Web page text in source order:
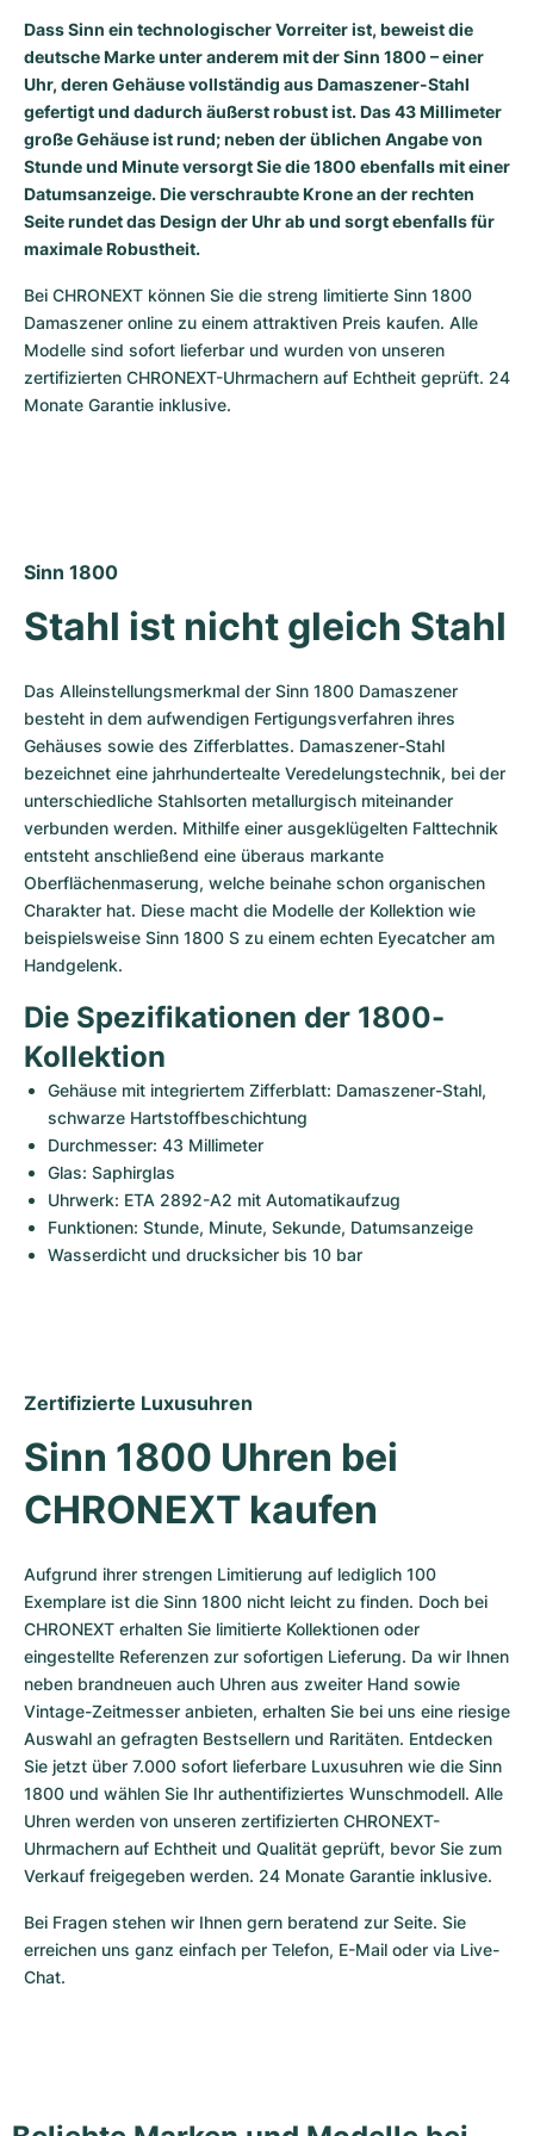
Milgauss
Oyster Perpetual
Yacht-Master
Yacht-Master II
Sea-Dweller
Sky-Dweller
Submariner
Damenuhren
Ronde
Rotonde
Crash
Pasha
Tortue
Baignoire
Ballon Blanc
Professional
Bentley
Transocean
Cockpit
Chronospace
Super Avenger
Galactic
Formula 1
Grand Carrera
Gebraucht
Damenuhren
Portofino
Portugieser
Da Vinci
Aquatimer
Spitfire
GST
Vintage
Spirit of Big Bang
King Power
Gebraucht
Dass Sinn ein technologischer Vorreiter ist, beweist die
deutsche Marke unter anderem mit der Sinn 1800 – einer
Uhr, deren Gehäuse vollständig aus Damaszener-Stahl
gefertigt und dadurch äußerst robust ist. Das 43 Millimeter
große Gehäuse ist rund; neben der üblichen Angabe von
Stunde und Minute versorgt Sie die 1800 ebenfalls mit einer
Datumsanzeige. Die verschraubte Krone an der rechten
Seite rundet das Design der Uhr ab und sorgt ebenfalls für
maximale Robustheit.
Bei CHRONEXT können Sie die streng limitierte Sinn 1800
Damaszener online zu einem attraktiven Preis kaufen. Alle
Modelle sind sofort lieferbar und wurden von unseren
zertifizierten CHRONEXT-Uhrmachern auf Echtheit geprüft. 24
Monate Garantie inklusive.
Sinn 1800
Stahl ist nicht gleich Stahl
Das Alleinstellungsmerkmal der Sinn 1800 Damaszener
besteht in dem aufwendigen Fertigungsverfahren ihres
Gehäuses sowie des Zifferblattes. Damaszener-Stahl
bezeichnet eine jahrhundertealte Veredelungstechnik, bei der
unterschiedliche Stahlsorten metallurgisch miteinander
verbunden werden. Mithilfe einer ausgeklügelten Falttechnik
entsteht anschließend eine überaus markante
Oberflächenmaserung, welche beinahe schon organischen
Charakter hat. Diese macht die Modelle der Kollektion wie
beispielsweise Sinn 1800 S zu einem echten Eyecatcher am
Handgelenk.
Die Spezifikationen der 1800-
Kollektion
Gehäuse mit integriertem Zifferblatt: Damaszener-Stahl,
schwarze Hartstoffbeschichtung
Durchmesser: 43 Millimeter
Glas: Saphirglas
Uhrwerk: ETA 2892-A2 mit Automatikaufzug
Funktionen: Stunde, Minute, Sekunde, Datumsanzeige
Wasserdicht und drucksicher bis 10 bar
Zertifizierte Luxusuhren
Sinn 1800 Uhren bei
CHRONEXT kaufen
Aufgrund ihrer strengen Limitierung auf lediglich 100
Exemplare ist die Sinn 1800 nicht leicht zu finden. Doch bei
CHRONEXT erhalten Sie limitierte Kollektionen oder
eingestellte Referenzen zur sofortigen Lieferung. Da wir Ihnen
neben brandneuen auch Uhren aus zweiter Hand sowie
Vintage-Zeitmesser anbieten, erhalten Sie bei uns eine riesige
Auswahl an gefragten Bestsellern und Raritäten. Entdecken
Sie jetzt über 7.000 sofort lieferbare Luxusuhren wie die Sinn
1800 und wählen Sie Ihr authentifiziertes Wunschmodell. Alle
Uhren werden von unseren zertifizierten CHRONEXT-
Uhrmachern auf Echtheit und Qualität geprüft, bevor Sie zum
Verkauf freigegeben werden. 24 Monate Garantie inklusive.
Bei Fragen stehen wir Ihnen gern beratend zur Seite. Sie
erreichen uns ganz einfach per Telefon, E-Mail oder via Live-
Chat.